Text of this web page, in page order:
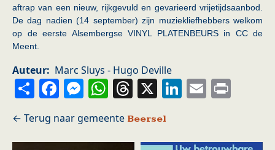
aftrap van een nieuw, rijkgevuld en gevarieerd vrijetijdsaanbod.
De dag nadien (14 september) zijn muziekliefhebbers welkom
op de eerste Alsembergse VINYL PLATENBEURS in CC de
Meent.
Auteur Marc Sluys - Hugo Deville
ShareFacebook
Messenger
WhatsApp
Threads
X LinkedIn
Email
Beersel